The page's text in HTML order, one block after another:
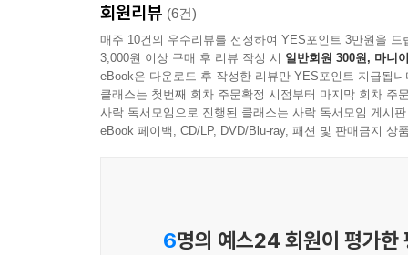
Chapter 13 객체지향 프로그래밍 335
Lesson 13-1 객체지향 프로그래밍이란? 336
Lesson 13-2 클래스와 객체 339
Lesson 13-3 tkinter를 사용한 객체지향 344
Lesson 13-4 객체지향 프로그래밍 심화 352
COLUMN 필자에게도 어려웠던 객체지향 프로그
1 한 번에 미로 칠하기 게임! 362
이해하기 쉬운 프로그램들을 준비했습니다. 또한,
도움이 되었으면 좋겠습니다.
---「머리말」중에서
회원리뷰 (6건)
매주 10건의 우수리뷰를 선정하여 YES포인트 3만원을 드
3,000원 이상 구매 후 리뷰 작성 시 일반회원 300원, 마니
eBook은 다운로드 후 작성한 리뷰만 YES포인트 지급됩니
클래스는 첫번째 회차 주문확정 시점부터 마지막 회차 주
사락 독서모임으로 진행된 클래스는 사락 독서모임 게시
eBook 페이백, CD/LP, DVD/Blu-ray, 패션 및 판매금지 상
6명의 예스24 회원이 평가한